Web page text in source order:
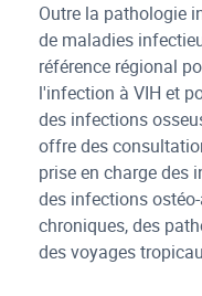
Outre la pathologie
de maladies
référence régional
l'infection à VIH et
des infections
offre des
prise en charge des
des infections
chroniques, des
des voyages